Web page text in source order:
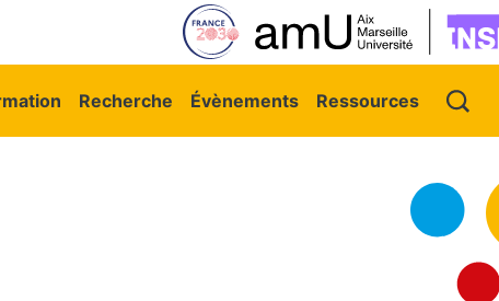
Recherche Évènements Ressources